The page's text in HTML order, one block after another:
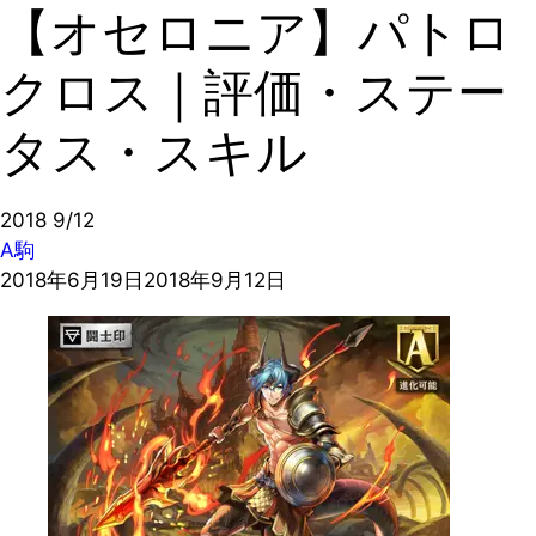
【オセロニア】パトロ
クロス｜評価・ステー
タス・スキル
2018 9/12
A駒
2018年6月19日 2018年9月12日